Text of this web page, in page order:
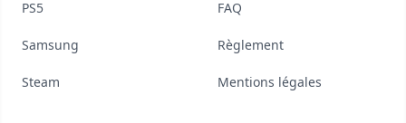
PS5
Samsung
Steam
FAQ
Règlement
Mentions légales